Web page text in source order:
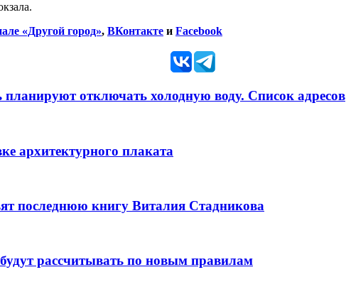
«Другой город», ВКонтакте и Facebook
планируют отключать холодную воду. Список адресов
архитектурного плаката
последнюю книгу Виталия Стадникова
рассчитывать по новым правилам